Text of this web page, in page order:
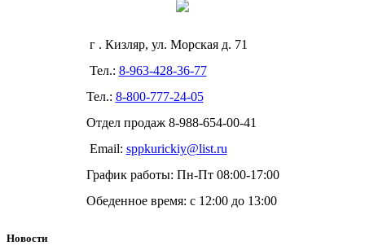
г . Кизляр, ул. Морская д. 71
Тел.: 8-963-428-36-77
Тел.: 8-800-777-24-05
Отдел продаж 8-988-654-00-41
Email: sppkurickiy@list.ru
График работы: Пн-Пт 08:00-17:00
Обеденное время: с 12:00 до 13:00
Новости